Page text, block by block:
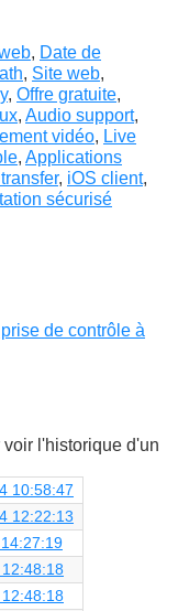
, Date de
, Site web,
, Offre gratuite,
, Audio support,
vidéo, Live
, Applications
, iOS client,
sécurisé
de contrôle à
l'historique d'un
10:58:47
12:22:13